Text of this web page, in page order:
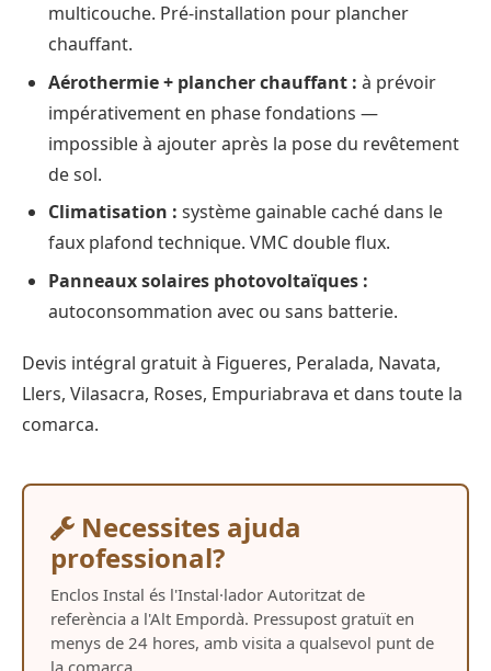
multicouche. Pré-installation pour plancher
chauffant.
Aérothermie + plancher chauffant : à prévoir
impérativement en phase fondations —
impossible à ajouter après la pose du revêtement
de sol.
Climatisation : système gainable caché dans le
faux plafond technique. VMC double flux.
Panneaux solaires photovoltaïques :
autoconsommation avec ou sans batterie.
Devis intégral gratuit à Figueres, Peralada, Navata,
Llers, Vilasacra, Roses, Empuriabrava et dans toute la
comarca.
Necessites ajuda
professional?
Enclos Instal és l'Instal·lador Autoritzat de
referència a l'Alt Empordà. Pressupost gratuït en
menys de 24 hores, amb visita a qualsevol punt de
la comarca.